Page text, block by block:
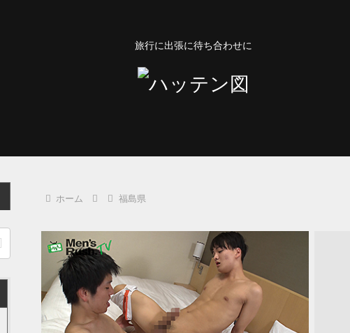
旅行に出張に待ち合わせに
ホーム 福島県